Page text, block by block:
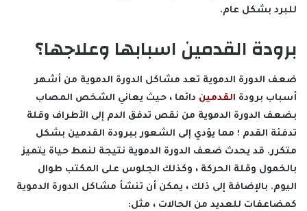
للبرد بشكل عام.
برودة القدمين اسبابها وعلاجها؟
ضعف الدورة الدموية تعد مشاكل الدورة الدموية من أشهر
أسباب برودة القدمين دائما ، حيث يعاني الشخص المصاب
بضعف الدورة الدموية من نقص تدفق الدم إلى الأطراف وقلة
تدفئة القدم ؛ مما يؤدي إلى الشعور ببرودة القدمين بشكل
متكرر. قد يحدث ضعف الدورة الدموية نتيجة لنمط حياة يتميز
بالخمول وقلة الحركة ، وكذلك الجلوس على المكتب طوال
اليوم. بالإضافة إلى ذلك ، يمكن أن تنشأ مشاكل الدورة الدموية
كمضاعفات للعديد من الحالات ، مثل: